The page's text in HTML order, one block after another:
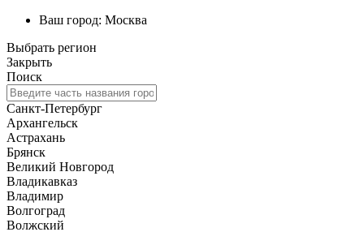
Ваш город: Москва
Выбрать регион
Закрыть
Поиск
Санкт-Петербург
Архангельск
Астрахань
Брянск
Великий Новгород
Владикавказ
Владимир
Волгоград
Волжский